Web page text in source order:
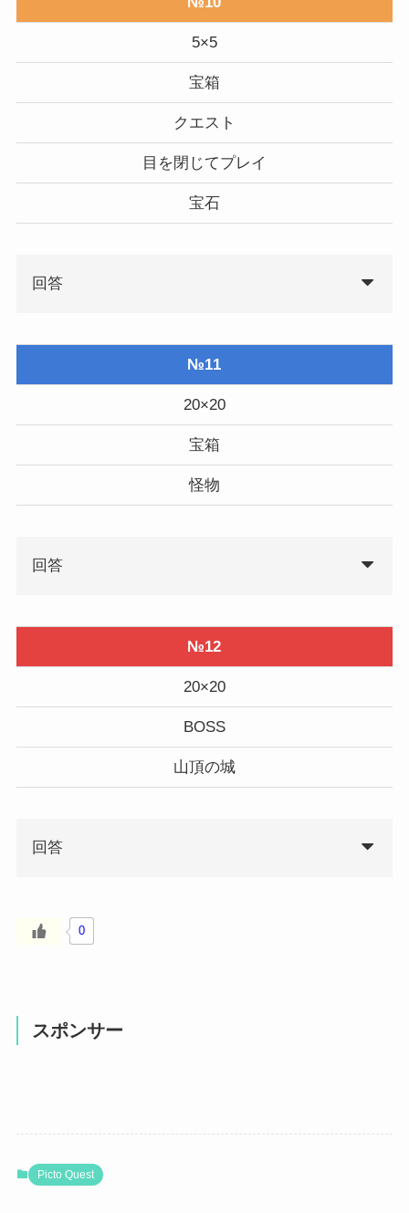
5×5
宝箱
クエスト
目を閉じてプレイ
宝石
回答
№11
20×20
宝箱
怪物
回答
№12
20×20
BOSS
山頂の城
回答
0
スポンサー
Picto Quest